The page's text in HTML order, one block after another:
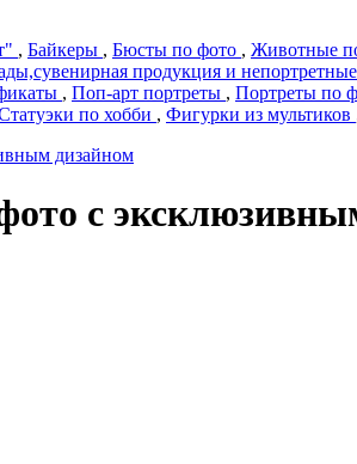
, Байкеры , Бюсты по фото , Животные
продукция и непортретные
, Поп-арт портреты , Портреты по
по хобби , Фигурки из мультиков
дизайном
с